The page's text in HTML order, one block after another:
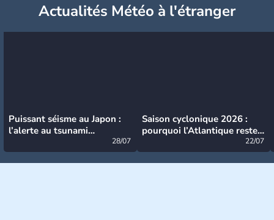
Actualités Météo à l'étranger
Puissant séisme au Japon :
l’alerte au tsunami
28/07
Saison cyclonique 2026 :
pourquoi l’Atlantique reste
22/07